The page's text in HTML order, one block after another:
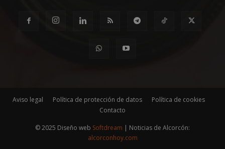
Aviso legal Política de protección de datos
Política de cookies
Contacto
© 2025 Diseño web Softdream | Noticias de Alcorcón:
alcorconhoy.com
Cookies estrictamente necesarias
Cookies de rendimiento
Cookies de preferencias
Cookies de funcionalidad